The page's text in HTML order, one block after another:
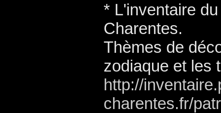
* L'inventaire
Charentes.
Thèmes de
zodiaque et les
http://
charentes.fr/